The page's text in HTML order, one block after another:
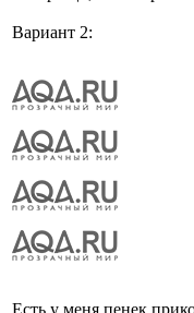
Вариант 2:
Есть у меня пенек